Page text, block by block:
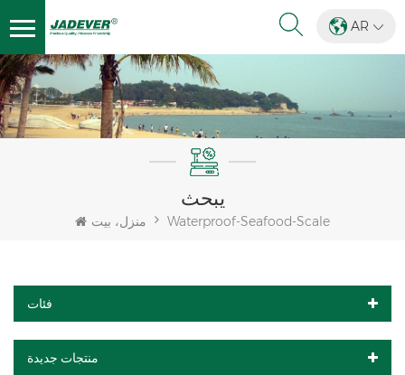
AR
يبحث
منزل، بيت Waterproof-Seafood-Scale
فئات
منتجات جديدة